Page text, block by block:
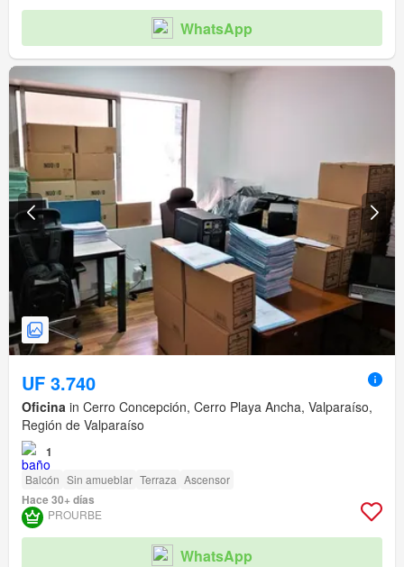
WhatsApp
UF 3.740
Oficina in Cerro Concepción, Cerro Playa Ancha, Valparaíso,
Región de Valparaíso
1
Balcón Sin amueblar Terraza Ascensor
Hace 30+ días
PROURBE
WhatsApp